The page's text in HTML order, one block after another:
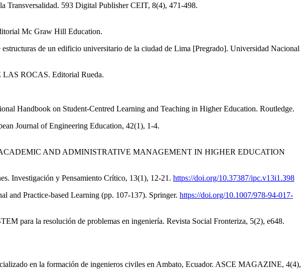
Transversalidad. 593 Digital Publisher CEIT, 8(4), 471-498.
Mc Graw Hill Education.
de un edificio universitario de la ciudad de Lima [Pregrado]. Universidad Nacional
ROCAS. Editorial Rueda.
Handbook on Student-Centred Learning and Teaching in Higher Education. Routledge.
Journal of Engineering Education, 42(1), 1-4.
AND ADMINISTRATIVE MANAGEMENT IN HIGHER EDUCATION
Investigación y Pensamiento Crítico, 13(1), 12-21. https://doi.org/10.37387/ipc.v13i1.398
and Practice-based Learning (pp. 107-137). Springer. https://doi.org/10.1007/978-94-017-
para la resolución de problemas en ingeniería. Revista Social Fronteriza, 5(2), e648.
en la formación de ingenieros civiles en Ambato, Ecuador. ASCE MAGAZINE, 4(4),